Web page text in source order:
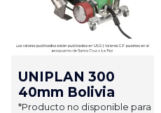
UNIPLAN 300
40mm Bolivia
*Producto no disponible para